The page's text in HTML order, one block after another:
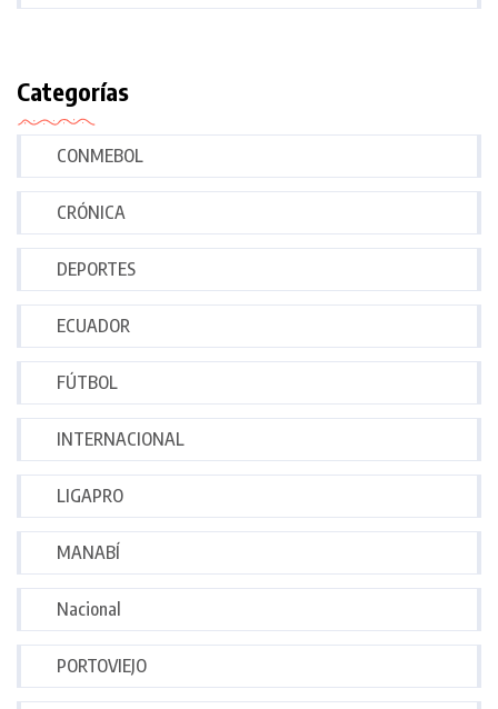
Categorías
CONMEBOL
CRÓNICA
DEPORTES
ECUADOR
FÚTBOL
INTERNACIONAL
LIGAPRO
MANABÍ
Nacional
PORTOVIEJO